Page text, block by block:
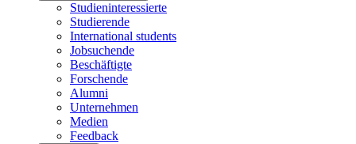
Studieninteressierte
Studierende
International students
Jobsuchende
Beschäftigte
Forschende
Alumni
Unternehmen
Medien
Feedback